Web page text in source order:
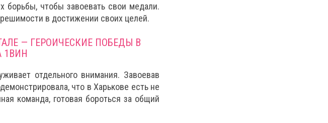
борьбы, чтобы завоевать свои медали.
в достижении своих целей.
— ГЕРОИЧЕСКИЕ ПОБЕДЫ В
1ВИН
отдельного внимания. Завоевав
что в Харькове есть не
команда, готовая бороться за общий